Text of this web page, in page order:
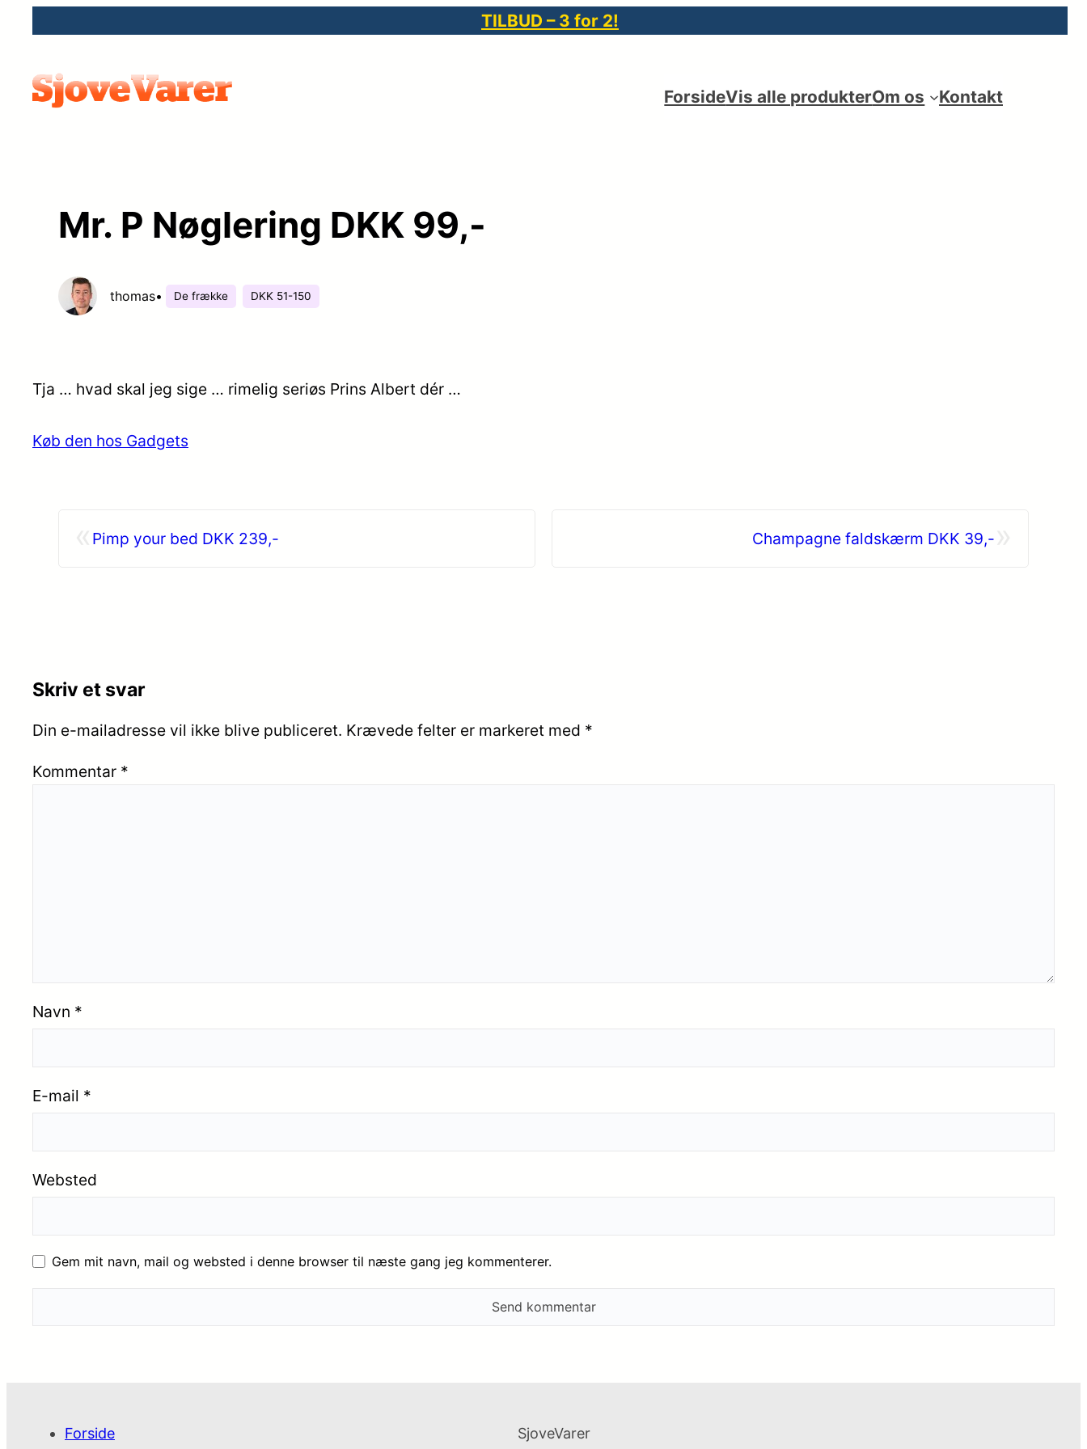
indhold
TILBUD – 3 for 2!
ForsideVis alle produkterOm os Kontakt
Mr. P Nøglering DKK 99,-
thomas• De frække DKK 51-150
Tja … hvad skal jeg sige … rimelig seriøs Prins Albert dér …
Køb den hos Gadgets
Pimp your bed DKK 239,- Champagne faldskærm DKK 39,-
Skriv et svar
Din e-mailadresse vil ikke blive publiceret. Krævede felter er markeret med *
Kommentar *
Navn *
E-mail *
Websted
Gem mit navn, mail og websted i denne browser til næste gang jeg kommenterer.
Forside
SjoveVarer